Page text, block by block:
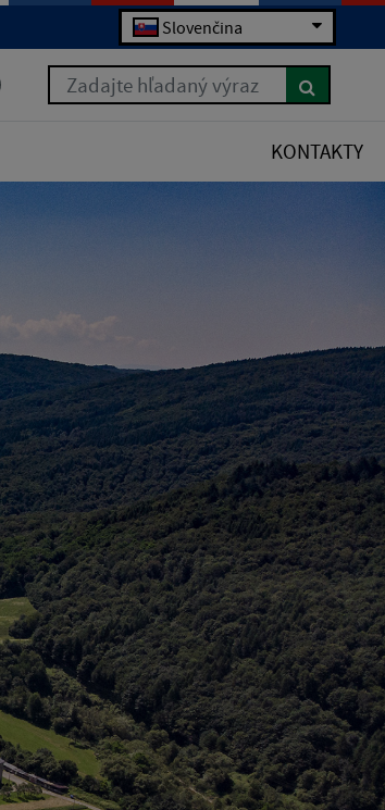
Slovenčina
Zadajte hľadaný výraz
KONTAKTY